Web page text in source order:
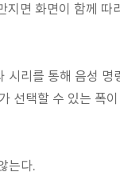
면 화면이 함께 따
시리를 통해 음성
선택할 수 있는 폭
는다.